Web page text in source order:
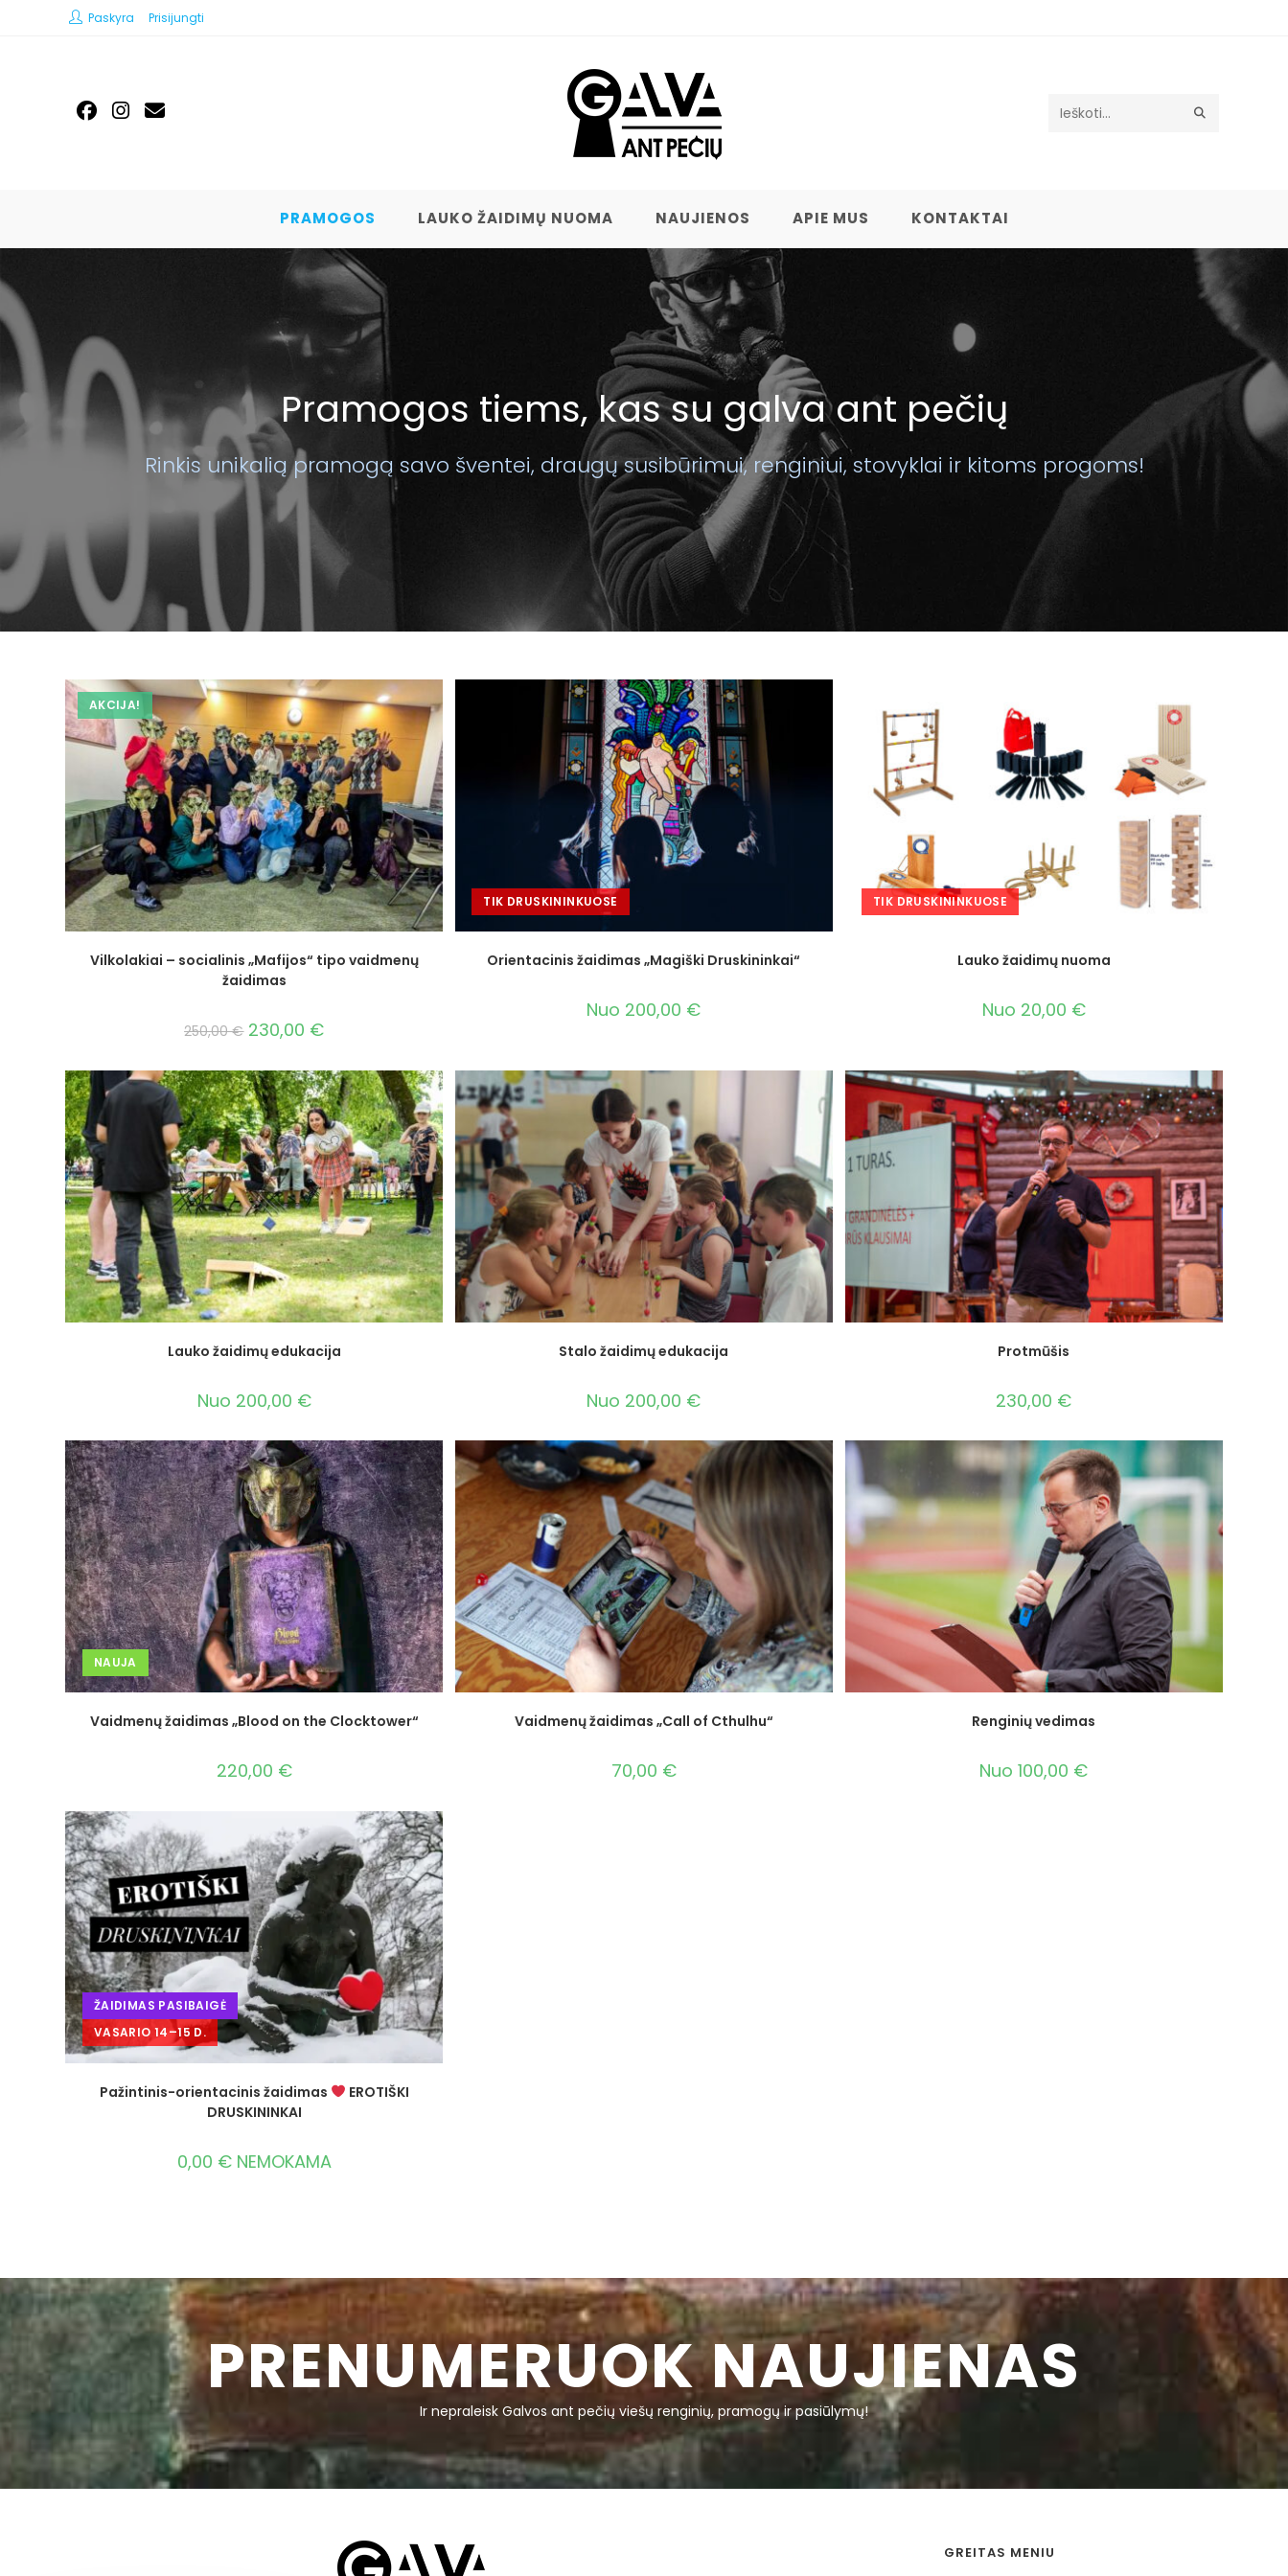
Paskyra Prisijungti
Search
PRAMOGOS LAUKO ŽAIDIMŲ NUOMA NAUJIENOS APIE MUS KONTAKTAI
Pramogos tiems, kas su galva ant pečių
Rinkis unikalią pramogą savo šventei, draugų susibūrimui, renginiui, stovyklai ir kitoms progoms!
AKCIJA!
Vilkolakiai – socialinis „Mafijos“ tipo vaidmenų
žaidimas
250,00€ 230,00 €
TIK DRUSKININKUOSE
Orientacinis žaidimas „Magiški Druskininkai“
Nuo 200,00 €
TIK DRUSKININKUOSE
Lauko žaidimų nuoma
Nuo 20,00 €
Lauko žaidimų edukacija
Nuo 200,00 €
Stalo žaidimų edukacija
Nuo 200,00 €
Protmūšis
230,00 €
NAUJA
Vaidmenų žaidimas „Blood on the Clocktower“
220,00 €
Vaidmenų žaidimas „Call of Cthulhu“
70,00 €
Renginių vedimas
Nuo 100,00 €
ŽAIDIMAS PASIBAIGĖ
VASARIO 14–15 D.
Pažintinis-orientacinis žaidimas
EROTIŠKI
DRUSKININKAI
0,00 € NEMOKAMA
PRENUMERUOK NAUJIENAS
Ir nepraleisk Galvos ant pečių viešų renginių, pramogų ir pasiūlymų!
GREITAS MENIU